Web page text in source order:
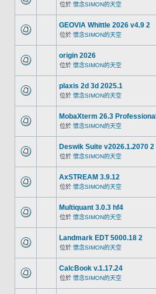
位於 懷念SIMON的天空
GEOVIA Whittle 2026 v4.9 2
位於 懷念SIMON的天空
origin 2026
位於 懷念SIMON的天空
plaxis 2d 3d 2025.1
位於 懷念SIMON的天空
MobaXterm 26.3 Professional
位於 懷念SIMON的天空
Deswik Suite v2026.1.2070 2
位於 懷念SIMON的天空
AxSTREAM 3.9.12
位於 懷念SIMON的天空
Multiquant 3.0.3 hf4
位於 懷念SIMON的天空
Landmark EDT 5000.18 2
位於 懷念SIMON的天空
CalcBook v.1.17.24
位於 懷念SIMON的天空